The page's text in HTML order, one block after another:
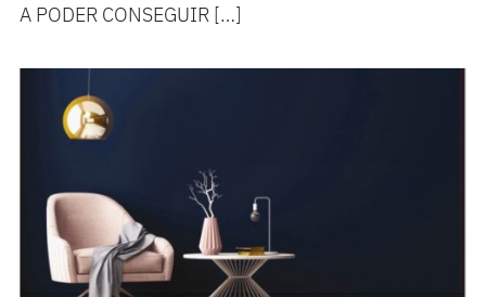
A PODER CONSEGUIR […]